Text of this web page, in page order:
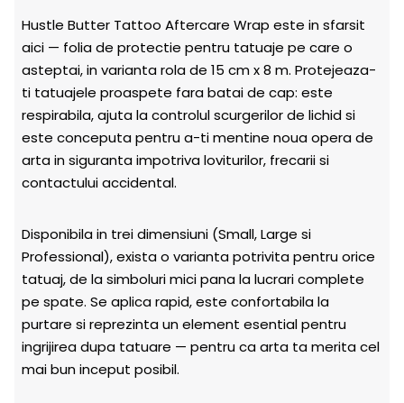
Hustle Butter Tattoo Aftercare Wrap este in sfarsit
aici — folia de protectie pentru tatuaje pe care o
asteptai, in varianta rola de 15 cm x 8 m. Protejeaza-
ti tatuajele proaspete fara batai de cap: este
respirabila, ajuta la controlul scurgerilor de lichid si
este conceputa pentru a-ti mentine noua opera de
arta in siguranta impotriva loviturilor, frecarii si
contactului accidental.
Disponibila in trei dimensiuni (Small, Large si
Professional), exista o varianta potrivita pentru orice
tatuaj, de la simboluri mici pana la lucrari complete
pe spate. Se aplica rapid, este confortabila la
purtare si reprezinta un element esential pentru
ingrijirea dupa tatuare — pentru ca arta ta merita cel
mai bun inceput posibil.